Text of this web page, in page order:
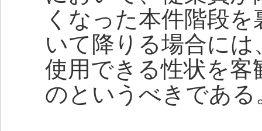
くなった本件階段
いて降りる場合に
使用できる性状を
のというべきである